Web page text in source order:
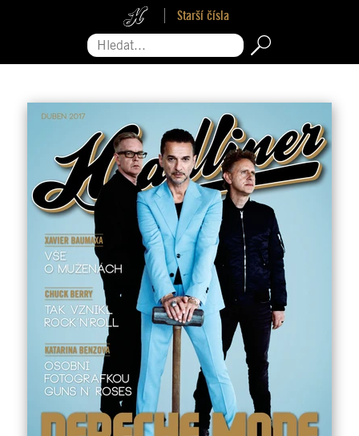
Starší čísla
Hledat...